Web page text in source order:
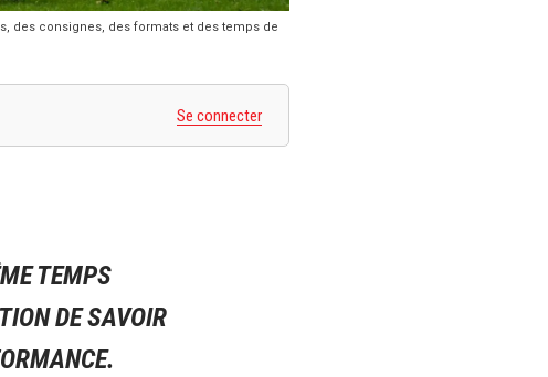
des consignes, des formats et des temps de
Se connecter
TEMPS
DE SAVOIR